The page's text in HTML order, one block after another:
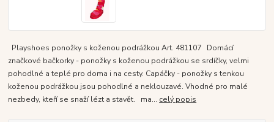
Playshoes ponožky s koženou podrážkou Art. 481107 Domácí
značkové bačkorky - ponožky s koženou podrážkou se srdíčky, velmi
pohodlné a teplé pro doma i na cesty. Capáčky - ponožky s tenkou
koženou podrážkou jsou pohodlné a neklouzavé. Vhodné pro malé
nezbedy, kteří se snaží lézt a stavět. ma... celý popis